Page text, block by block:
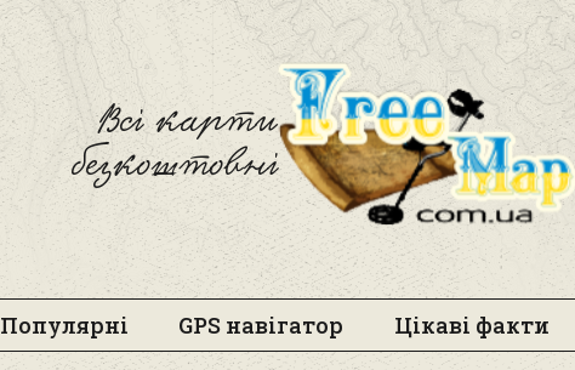
Всі карти
безкоштовні
Популярні GPS навігатор Цікаві факти